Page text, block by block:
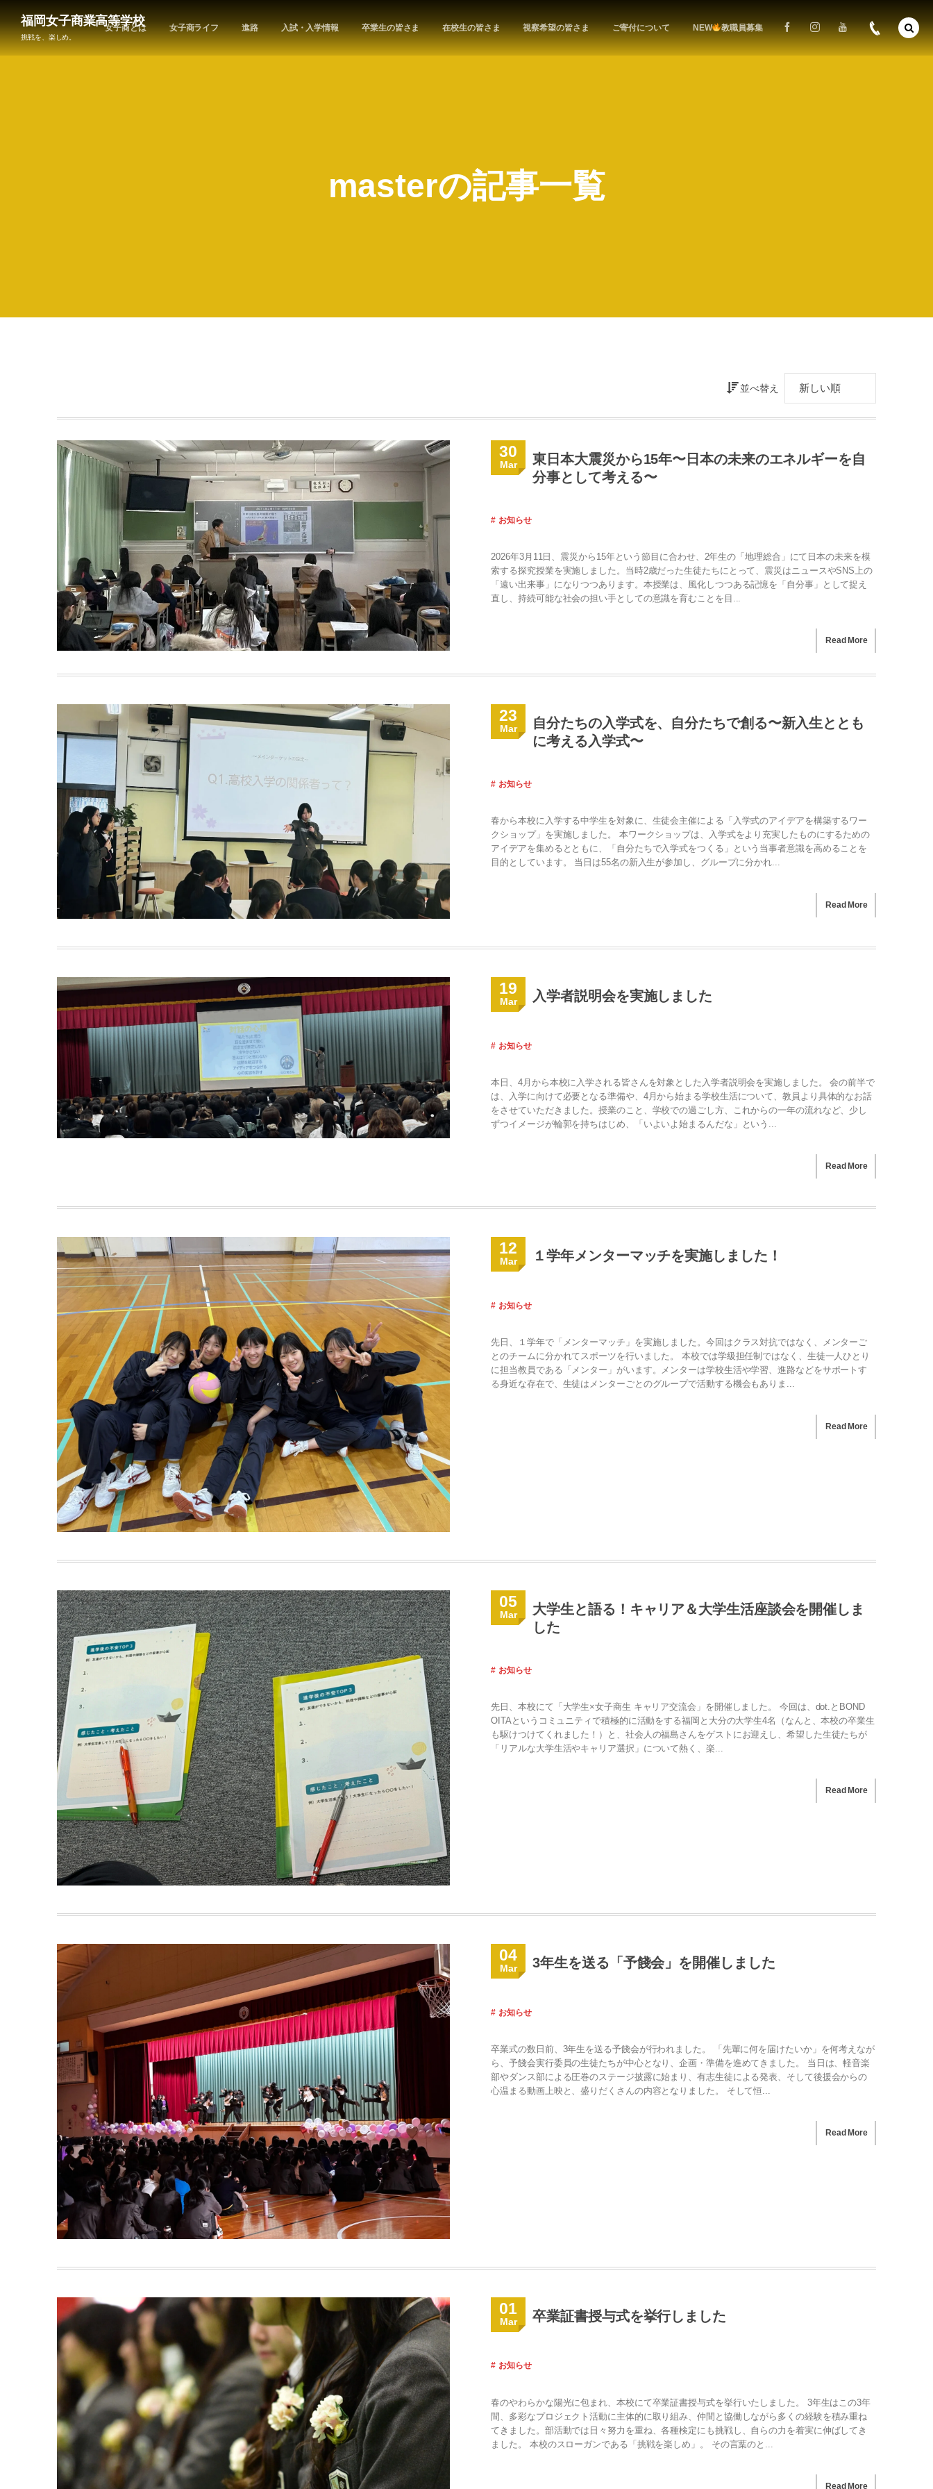
福岡女子商業高等学校
挑戦を、楽しめ。
女子商とは 女子商ライフ 進路 入試・入学情報 卒業生の皆さま 在校生の皆さま 視察希望の皆さま ご寄付について NEW 教職員募集
masterの記事一覧
並べ替え
30
Mar
東日本大震災から15年〜日本の未来のエネルギーを自
分事として考える〜
お知らせ
2026年3月11日、震災から15年という節目に合わせ、2年生の「地理総合」にて日本の未来を模
索する探究授業を実施しました。当時2歳だった生徒たちにとって、震災はニュースやSNS上の
「遠い出来事」になりつつあります。本授業は、風化しつつある記憶を「自分事」として捉え
直し、持続可能な社会の担い手としての意識を育むことを目...
Read More
23
Mar
自分たちの入学式を、自分たちで創る〜新入生ととも
に考える入学式〜
お知らせ
春から本校に入学する中学生を対象に、生徒会主催による「入学式のアイデアを構築するワー
クショップ」を実施しました。 本ワークショップは、入学式をより充実したものにするための
アイデアを集めるとともに、「自分たちで入学式をつくる」という当事者意識を高めることを
目的としています。 当日は55名の新入生が参加し、グループに分かれ...
Read More
19
Mar 入学者説明会を実施しました
お知らせ
本日、4月から本校に入学される皆さんを対象とした入学者説明会を実施しました。 会の前半で
は、入学に向けて必要となる準備や、4月から始まる学校生活について、教員より具体的なお話
をさせていただきました。授業のこと、学校での過ごし方、これからの一年の流れなど、少し
ずつイメージが輪郭を持ちはじめ、「いよいよ始まるんだな」という...
Read More
12
Mar １学年メンターマッチを実施しました！
お知らせ
先日、１学年で「メンターマッチ」を実施しました。今回はクラス対抗ではなく、メンターご
とのチームに分かれてスポーツを行いました。 本校では学級担任制ではなく、生徒一人ひとり
に担当教員である「メンター」がいます。メンターは学校生活や学習、進路などをサポートす
る身近な存在で、生徒はメンターごとのグループで活動する機会もありま...
Read More
05
Mar
大学生と語る！キャリア＆大学生活座談会を開催しま
した
お知らせ
先日、本校にて「大学生×女子商生 キャリア交流会」を開催しました。 今回は、dot.とBOND
OITAというコミュニティで積極的に活動をする福岡と大分の大学生4名（なんと、本校の卒業生
も駆けつけてくれました！）と、社会人の福島さんをゲストにお迎えし、希望した生徒たちが
「リアルな大学生活やキャリア選択」について熱く、楽...
Read More
04
Mar 3年生を送る「予餞会」を開催しました
お知らせ
卒業式の数日前、3年生を送る予餞会が行われました。 「先輩に何を届けたいか」を何考えなが
ら、予餞会実行委員の生徒たちが中心となり、企画・準備を進めてきました。 当日は、軽音楽
部やダンス部による圧巻のステージ披露に始まり、有志生徒による発表、そして後援会からの
心温まる動画上映と、盛りだくさんの内容となりました。 そして恒...
Read More
01
Mar 卒業証書授与式を挙行しました
お知らせ
春のやわらかな陽光に包まれ、本校にて卒業証書授与式を挙行いたしました。 3年生はこの3年
間、多彩なプロジェクト活動に主体的に取り組み、仲間と協働しながら多くの経験を積み重ね
てきました。部活動では日々努力を重ね、各種検定にも挑戦し、自らの力を着実に伸ばしてき
ました。 本校のスローガンである「挑戦を楽しめ」。 その言葉のと...
Read More